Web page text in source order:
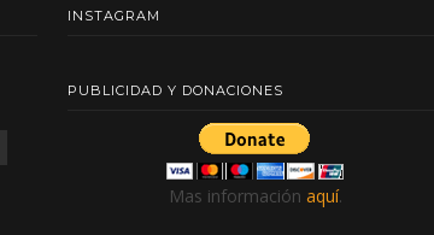
INSTAGRAM
PUBLICIDAD Y DONACIONES
Mas información aquí.